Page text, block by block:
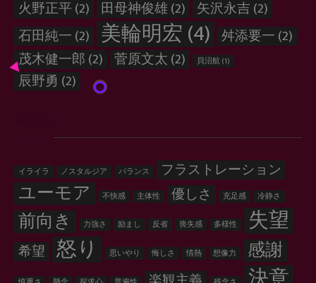
火野正平(2) 田母神俊雄(2) 矢沢永吉(2)
石田純一(2) 美輪明宏(4) 舛添要一(2)
茂木健一郎(2) 菅原文太(2) 貝沼航(1)
辰野勇 (2)
イライラ ノスタルジア バランス フラストレーション
ユーモア 不快感 主体性 優しさ 充足感 冷静さ
前向き 力強さ 励まし 反省 喪失感 多様性 失望
希望 怒り 思いやり 悔しさ 情熱 想像力 感謝